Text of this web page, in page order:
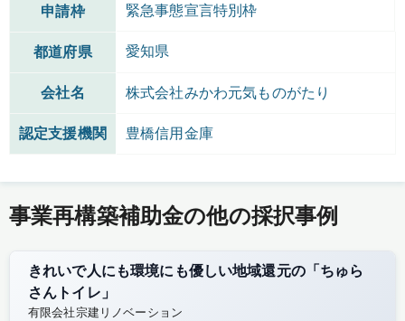
申請枠 緊急事態宣言特別枠
都道府県 愛知県
会社名 株式会社みかわ元気ものがたり
認定支援機関 豊橋信用金庫
事業再構築補助金の他の採択事例
きれいで人にも環境にも優しい地域還元の「ちゅら
さんトイレ」
有限会社宗建リノベーション